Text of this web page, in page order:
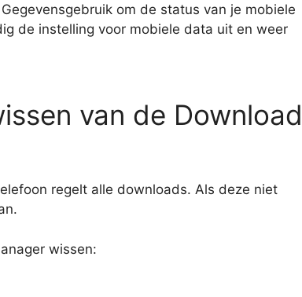
om de status van je mobiele
de instelling voor mobiele data uit en weer
van de Download
regelt alle downloads. Als deze niet
wissen: